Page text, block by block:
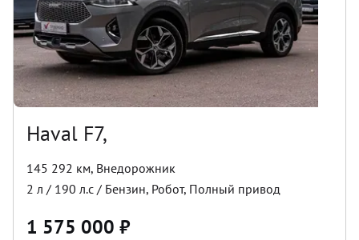
Haval F7,
145 292 км, Внедорожник
2 л / 190 л.с / Бензин, Робот, Полный привод
1 575 000 ₽